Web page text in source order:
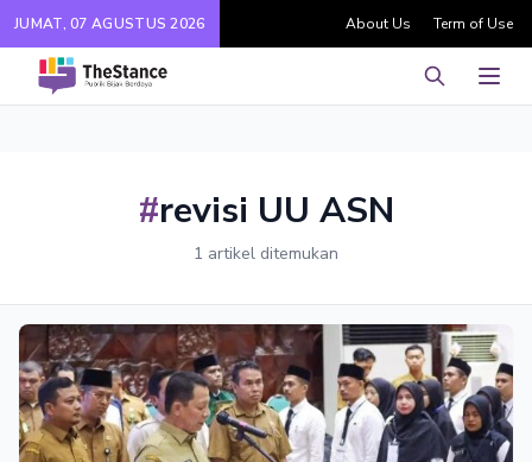
JUMAT, 07 AGUSTUS 2026 About Us Term of Use
Pencarian
#revisi UU ASN
1 artikel ditemukan